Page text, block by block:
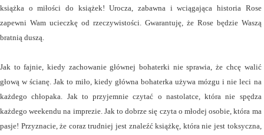
książka o miłości do książek! Urocza, zabawna i wciągająca historia Rose
zapewni Wam ucieczkę od rzeczywistości. Gwarantuję, że Rose będzie Waszą
bratnią duszą.
Jak to fajnie, kiedy zachowanie głównej bohaterki nie sprawia, że chcę walić
głową w ścianę. Jak to miło, kiedy główna bohaterka używa mózgu i nie leci na
każdego chłopaka. Jak to przyjemnie czytać o nastolatce, która nie spędza
każdego weekendu na imprezie. Jak to dobrze się czyta o młodej osobie, która ma
pasje! Przyznacie, że coraz trudniej jest znaleźć książkę, która nie jest toksyczna,